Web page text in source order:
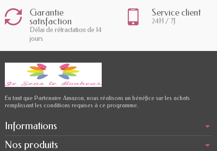
Garantie
satisfaction
Délai de rétractation de 14
jours
Service client
24H / 7J
En tant que Partenaire Amazon, nous réalisons un bénéfice sur les achats
remplissant les conditions requises à ce programme.
Informations
Nos produits